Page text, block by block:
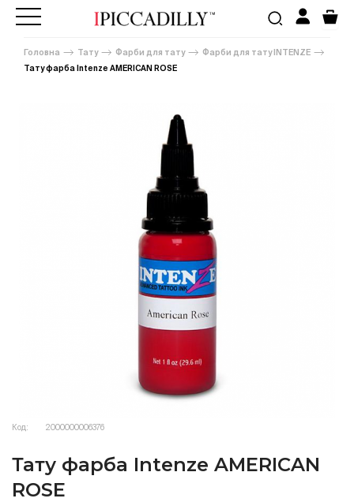
Головна Тату Фарби для тату
Фарби для тату INTENZE
Тату фарба Intenze AMERICAN ROSE
Код: 2000000006376
Тату фарба Intenze AMERICAN
ROSE